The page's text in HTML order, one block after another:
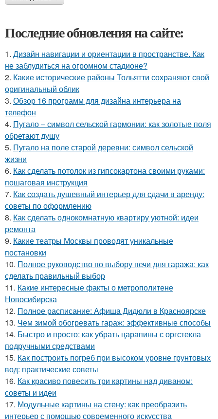
Последние обновления на сайте:
1. Дизайн навигации и ориентации в пространстве. Как
не заблудиться на огромном стадионе?
2. Какие исторические районы Тольятти сохраняют свой
оригинальный облик
3. Обзор 16 программ для дизайна интерьера на
телефон
4. Пугало – символ сельской гармонии: как золотые поля
обретают душу
5. Пугало на поле старой деревни: символ сельской
жизни
6. Как сделать потолок из гипсокартона своими руками:
пошаговая инструкция
7. Как создать душевный интерьер для сдачи в аренду:
советы по оформлению
8. Как сделать однокомнатную квартиру уютной: идеи
ремонта
9. Какие театры Москвы проводят уникальные
постановки
10. Полное руководство по выбору печи для гаража: как
сделать правильный выбор
11. Какие интересные факты о метрополитене
Новосибирска
12. Полное расписание: Афиша Дидюли в Красноярске
13. Чем зимой обогревать гараж: эффективные способы
14. Быстро и просто: как убрать царапины с оргстекла
подручными средствами
15. Как построить погреб при высоком уровне грунтовых
вод: практические советы
16. Как красиво повесить три картины над диваном:
советы и идеи
17. Модульные картины на стену: как преобразить
интерьер с помощью современного искусства